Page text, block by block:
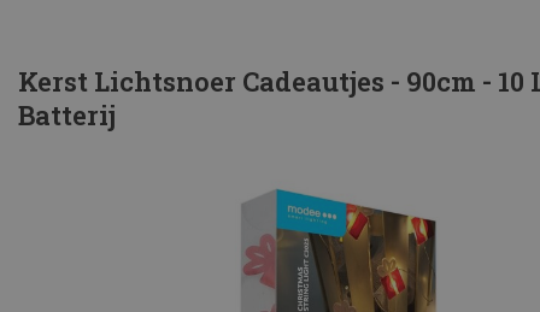
Kerst Lichtsnoer Cadeautjes - 90cm - 10
Batterij